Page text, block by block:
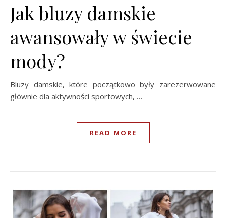
Jak bluzy damskie
awansowały w świecie
mody?
Bluzy damskie, które początkowo były zarezerwowane
głównie dla aktywności sportowych, …
READ MORE